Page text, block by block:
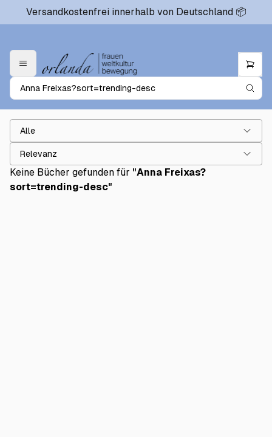
Versandkostenfrei innerhalb von Deutschland 📦
Alle
Keine Bücher gefunden für "Anna Freixas?
sort=trending-desc"
Relevanz